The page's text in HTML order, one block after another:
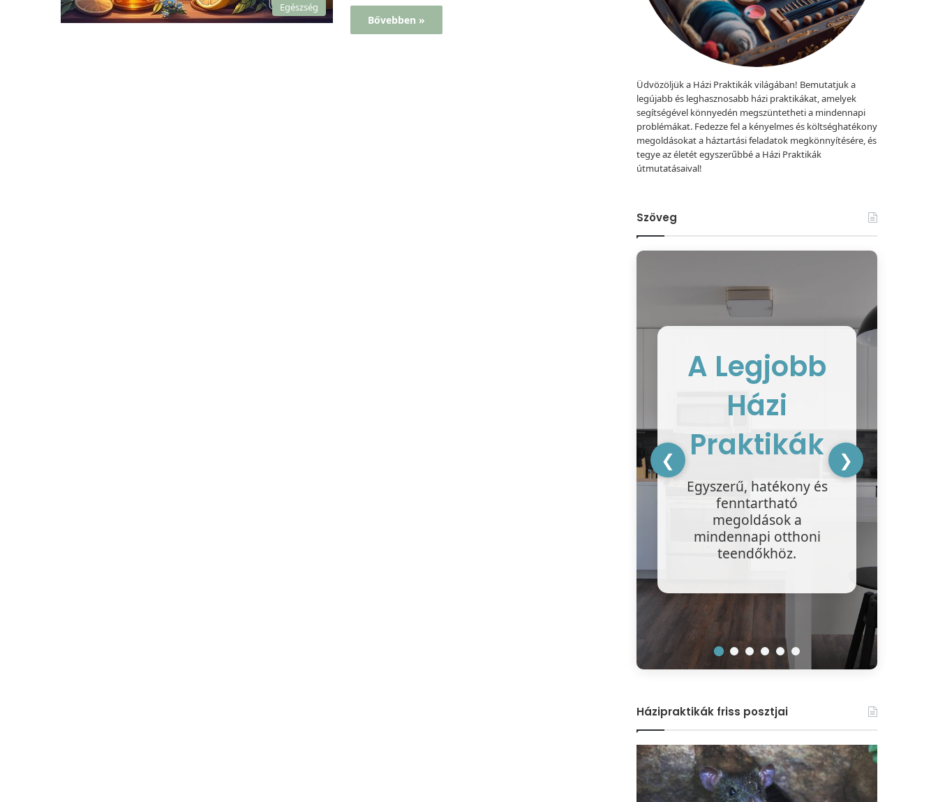
Egészség
Bővebben »
Üdvözöljük a Házi Praktikák világában! Bemutatjuk a
legújabb és leghasznosabb házi praktikákat, amelyek
segítségével könnyedén megszüntetheti a mindennapi
problémákat. Fedezze fel a kényelmes és költséghatékony
megoldásokat a háztartási feladatok megkönnyítésére, és
tegye az életét egyszerűbbé a Házi Praktikák
útmutatásaival!
Szöveg
A Legjobb
Házi
Praktikák
Egyszerű, hatékony és
fenntartható
megoldások a
mindennapi otthoni
teendőkhöz.
❮ ❯
Házipraktikák friss posztjai